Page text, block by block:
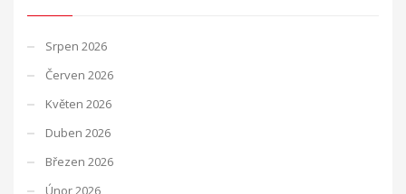
Srpen 2026
Červen 2026
Květen 2026
Duben 2026
Březen 2026
Únor 2026